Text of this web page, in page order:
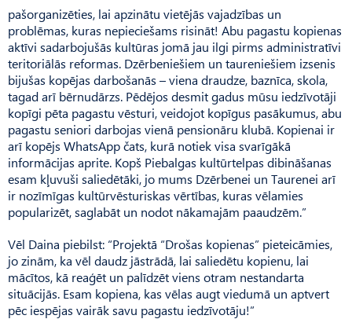
pašorganizēties, lai apzinātu vietējās vajadzības un
problēmas, kuras nepieciešams risināt! Abu pagastu kopienas
aktīvi sadarbojušās kultūras jomā jau ilgi pirms administratīvi
teritoriālās reformas. Dzērbeniešiem un taureniešiem izsenis
bijušas kopējas darbošanās – viena draudze, baznīca, skola,
tagad arī bērnudārzs. Pēdējos desmit gadus mūsu iedzīvotāji
kopīgi pēta pagastu vēsturi, veidojot kopīgus pasākumus, abu
pagastu seniori darbojas vienā pensionāru klubā. Kopienai ir
arī kopējs WhatsApp čats, kurā notiek visa svarīgākā
informācijas aprite. Kopš Piebalgas kultūrtelpas dibināšanas
esam kļuvuši saliedētāki, jo mums Dzērbenei un Taurenei arī
ir nozīmīgas kultūrvēsturiskas vērtības, kuras vēlamies
popularizēt, saglabāt un nodot nākamajām paaudzēm.”
Vēl Daina piebilst: “Projektā “Drošas kopienas” pieteicāmies,
jo zinām, ka vēl daudz jāstrādā, lai saliedētu kopienu, lai
mācītos, kā reaģēt un palīdzēt viens otram nestandarta
situācijās. Esam kopiena, kas vēlas augt viedumā un aptvert
pēc iespējas vairāk savu pagastu iedzīvotāju!”